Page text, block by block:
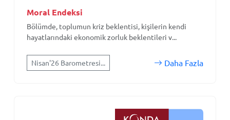
Moral Endeksi
Bölümde, toplumun kriz beklentisi, kişilerin kendi
hayatlarındaki ekonomik zorluk beklentileri v...
Nisan'26 Barometresi... Daha Fazla